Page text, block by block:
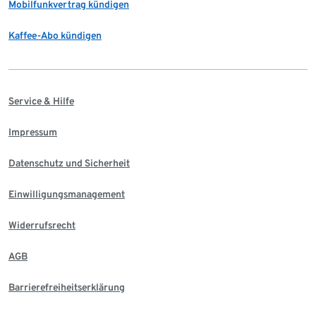
Mobilfunkvertrag kündigen
Kaffee-Abo kündigen
Service & Hilfe
Impressum
Datenschutz und Sicherheit
Einwilligungsmanagement
Widerrufsrecht
AGB
Barrierefreiheitserklärung